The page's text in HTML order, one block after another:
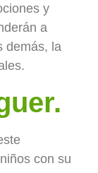
y
a
demás, la
con su